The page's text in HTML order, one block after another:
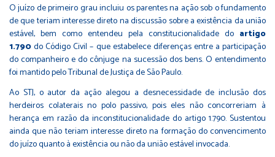
O juízo de primeiro grau incluiu os parentes na ação sob o fundamento
de que teriam interesse direto na discussão sobre a existência da união
estável, bem como​ entendeu pela constitucionalidade do artigo
1.790do Código Civil – que estabelece diferenças entre a participação
do companheiro e do cônjuge na sucessão dos bens. O entendimento
foi mantido pelo Tribunal de Justiça de São Paulo.
Ao STJ, o autor da ação alegou a desnecessidade de inclusão dos
herdeiros colaterais no polo passivo, pois eles não concorreriam à
herança em razão da inconstitucionalidade do artigo 1.790. Sustentou
ainda que não teriam interesse direto na formação do convencimento
do juízo quanto à existência ou não da união estável invocada.